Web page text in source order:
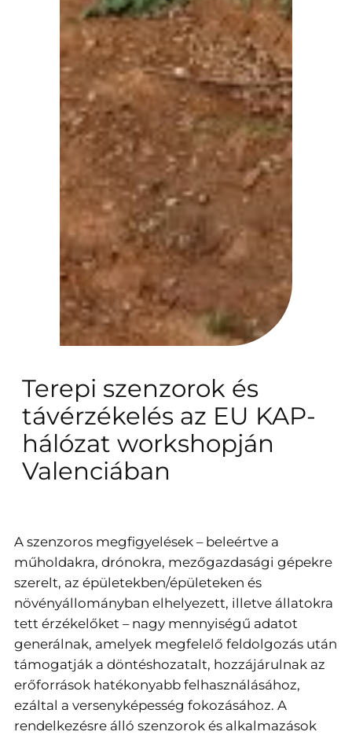
Terepi szenzorok és
távérzékelés az EU KAP-
hálózat workshopján
Valenciában
A szenzoros megfigyelések – beleértve a
műholdakra, drónokra, mezőgazdasági gépekre
szerelt, az épületekben/épületeken és
növényállományban elhelyezett, illetve állatokra
tett érzékelőket – nagy mennyiségű adatot
generálnak, amelyek megfelelő feldolgozás után
támogatják a döntéshozatalt, hozzájárulnak az
erőforrások hatékonyabb felhasználásához,
ezáltal a versenyképesség fokozásához. A
rendelkezésre álló szenzorok és alkalmazások